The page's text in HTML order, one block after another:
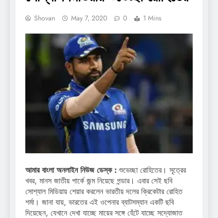
Shovan May 7, 2020 0 1 Mins
আমার বাংলা অনলাইন নিউজ ডেস্ক : শুভেচ্ছা রোহিতের। সূত্রের
খবর, মানস জাতীয় পার্কে জন্ম নিয়েছে গন্ডার। এবার সেই ছবি
সোশ্যাল মিডিয়ায় শেয়ার করলেন ভারতীয় দলের ক্রিকেটার রোহিত
শর্মা। জানা যায়, ভারতের এই ওপেনার ব্যাটসম্যান একটি ছবি
দিয়েছেন, যেখানে দেখা যাচ্ছে মায়ের সঙ্গে হেঁটে যাচ্ছে সদ্যোজাত